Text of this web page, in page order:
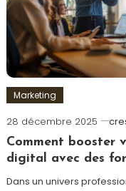
Marketing
28 décembre 2025
Comment booster
digital avec des
Dans un univers